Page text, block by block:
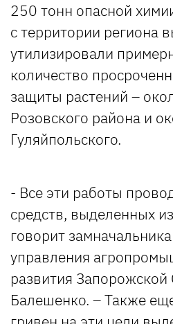
250 тонн опасной
с территории региона
утилизировали
количество
защиты растений –
Розовского района и
Гуляйпольского.
- Все эти работы
средств, выделенных
говорит
управления
развития
Балешенко. – Также